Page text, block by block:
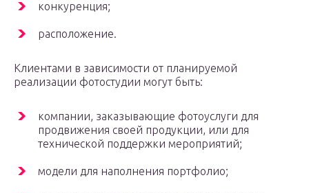
конкуренция;
расположение.
Клиентами в зависимости от планируемой
реализации фотостудии могут быть:
компании, заказывающие фотоуслуги для
продвижения своей продукции, или для
технической поддержки мероприятий;
модели для наполнения портфолио;